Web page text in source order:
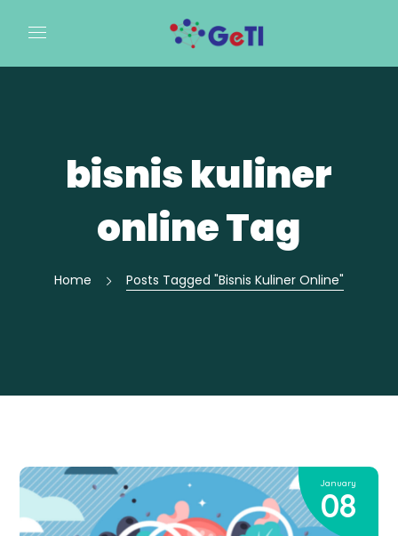
bisnis kuliner
online Tag
Home Posts Tagged "bisnis Kuliner Online"
January
08